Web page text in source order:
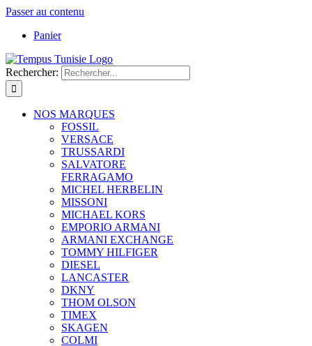
Passer au contenu
Panier
Rechercher:
NOS MARQUES
FOSSIL
VERSACE
TRUSSARDI
SALVATORE
FERRAGAMO
MICHEL HERBELIN
MISSONI
MICHAEL KORS
EMPORIO ARMANI
ARMANI EXCHANGE
TOMMY HILFIGER
DIESEL
LANCASTER
DKNY
THOM OLSON
TIMEX
SKAGEN
COLMI